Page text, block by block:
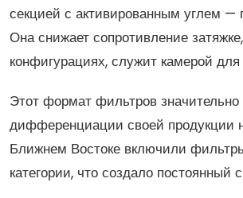
секцией с активированным углем —
Она снижает сопротивление
конфигурациях, служит камерой
Этот формат фильтров
дифференциации своей продукции
Ближнем Востоке включили
категории, что создало постоянный